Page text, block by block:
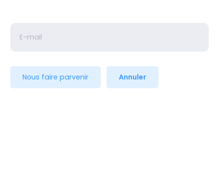
Nous faire parvenir Annuler